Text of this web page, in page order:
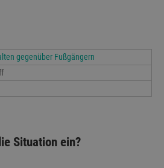
gegenüber Fußgängern
Situation ein?